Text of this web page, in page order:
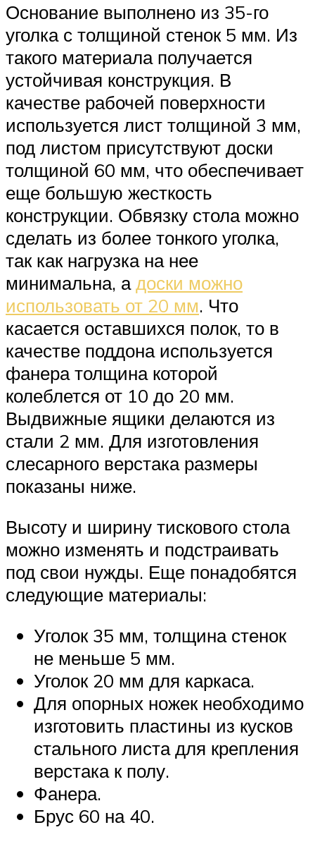
Основание выполнено из 35-го
уголка с толщиной стенок 5 мм. Из
такого материала получается
устойчивая конструкция. В
качестве рабочей поверхности
используется лист толщиной 3 мм,
под листом присутствуют доски
толщиной 60 мм, что обеспечивает
еще большую жесткость
конструкции. Обвязку стола можно
сделать из более тонкого уголка,
так как нагрузка на нее
минимальна, адоски можно
использовать от 20 мм. Что
касается оставшихся полок, то в
качестве поддона используется
фанера толщина которой
колеблется от 10 до 20 мм.
Выдвижные ящики делаются из
стали 2 мм. Для изготовления
слесарного верстака размеры
показаны ниже.
Высоту и ширину тискового стола
можно изменять и подстраивать
под свои нужды. Еще понадобятся
следующие материалы:
Уголок 35 мм, толщина стенок
не меньше 5 мм.
Уголок 20 мм для каркаса.
Для опорных ножек необходимо
изготовить пластины из кусков
стального листа для крепления
верстака к полу.
Фанера.
Брус 60 на 40.